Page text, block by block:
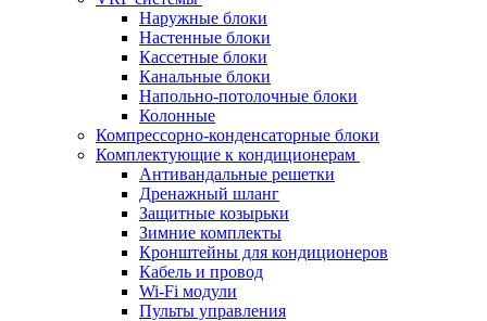
Наружные блоки
Настенные блоки
Кассетные блоки
Канальные блоки
Напольно-потолочные блоки
Колонные
Компрессорно-конденсаторные блоки
Комплектующие к кондиционерам
Антивандальные решетки
Дренажный шланг
Защитные козырьки
Зимние комплекты
Кронштейны для кондиционеров
Кабель и провод
Wi-Fi модули
Пульты управления